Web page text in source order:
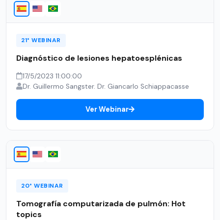
21° WEBINAR
Diagnóstico de lesiones hepatoesplénicas
17/5/2023 11:00:00
Dr. Guillermo Sangster. Dr. Giancarlo Schiappacasse
Ver Webinar
20° WEBINAR
Tomografía computarizada de pulmón: Hot
topics